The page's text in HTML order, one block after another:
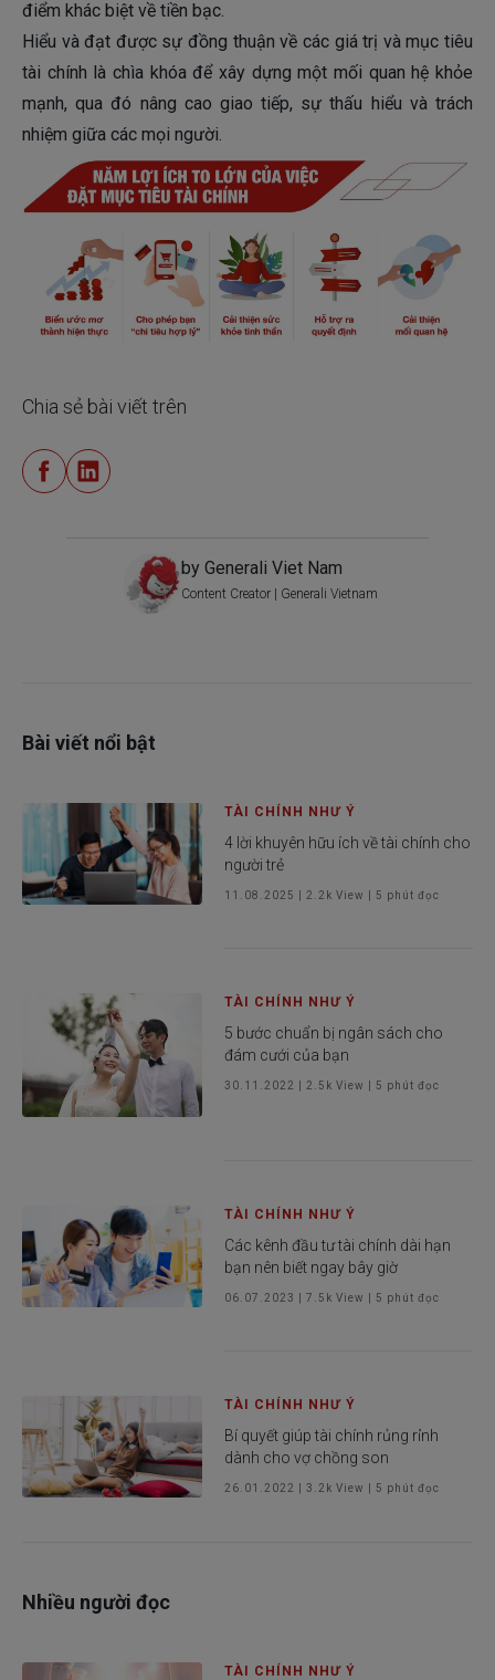
điểm khác biệt về tiền bạc.
Hiểu và đạt được sự đồng thuận về các giá trị và mục tiêu
tài chính là chìa khóa để xây dựng một mối quan hệ khỏe
mạnh, qua đó nâng cao giao tiếp, sự thấu hiểu và trách
nhiệm giữa các mọi người.
Chia sẻ bài viết trên
by Generali Viet Nam
Content Creator | Generali Vietnam
Bài viết nổi bật
TÀI CHÍNH NHƯ Ý
4 lời khuyên hữu ích về tài chính cho
người trẻ
11.08.2025 |2.2k View |5 phút đọc
TÀI CHÍNH NHƯ Ý
5 bước chuẩn bị ngân sách cho
đám cưới của bạn
30.11.2022 |2.5k View |5 phút đọc
TÀI CHÍNH NHƯ Ý
Các kênh đầu tư tài chính dài hạn
bạn nên biết ngay bây giờ
06.07.2023 |7.5k View |5 phút đọc
TÀI CHÍNH NHƯ Ý
Bí quyết giúp tài chính rủng rỉnh
dành cho vợ chồng son
26.01.2022 |3.2k View |5 phút đọc
Nhiều người đọc
TÀI CHÍNH NHƯ Ý